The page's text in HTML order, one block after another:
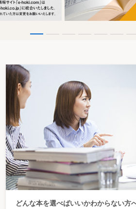
限の翌日までに自動的に納付が行われた
付があったものとみなして、延滞税等に
ある場合に限る。）において、法定納期
されたときは、その納付は法定納期限に
て、延納及び附帯税（延滞税・不納付加
することとされている（通法34②、通令
⑤）。
② 電子情報処理組織（e-Tax）を使用す
の手続
この特例の対象となる「電子情報処理
る方法による国税の納付の手続」は、電子
方法のうち国税の納付手続に利用するこ
ラム又はこれと同様の機能を有するもの
の手続を行う方法（ダイレクト納付）に
どんな本を選べばいいかわからない方